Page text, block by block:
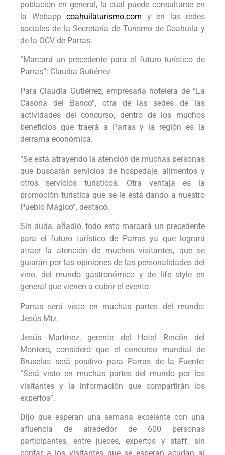
población en general, la cual puede consultarse en
la Webapp coahuilaturismo.com y en las redes
sociales de la Secretaría de Turismo de Coahuila y
de la OCV de Parras.
“Marcará un precedente para el futuro turístico de
Parras”: Claudia Gutiérrez
Para Claudia Gutiérrez, empresaria hotelera de “La
Casona del Banco”, otra de las sedes de las
actividades del concurso, dentro de los muchos
beneficios que traerá a Parras y la región es la
derrama económica.
“Se está atrayendo la atención de muchas personas
que buscarán servicios de hospedaje, alimentos y
otros servicios turísticos. Otra ventaja es la
promoción turística que se le está dando a nuestro
Pueblo Mágico”, destacó.
Sin duda, añadió, todo esto marcará un precedente
para el futuro turístico de Parras ya que logrará
atraer la atención de muchos visitantes, que se
guiarán por las opiniones de las personalidades del
vino, del mundo gastronómico y de life style en
general que vienen a cubrir el evento.
Parras será visto en muchas partes del mundo:
Jesús Mtz.
Jesús Martínez, gerente del Hotel Rincón del
Montero, consideró que el concurso mundial de
Bruselas será positivo para Parras de la Fuente:
“Será visto en muchas partes del mundo por los
visitantes y la información que compartirán los
expertos”.
Dijo que esperan una semana excelente con una
afluencia de alrededor de 600 personas
participantes, entre jueces, expertos y staff, sin